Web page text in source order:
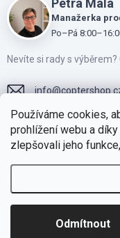
Používáme cookies,
prohlížení webu a
zlepšovali jeho
Odmítnout
Petra Malá
Manažerka
Po–Pá
Nevíte si rady s
info@
+420775810805
Přidejte se k
https://
Facebook